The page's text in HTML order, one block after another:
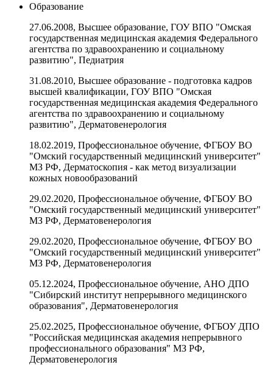
Образование
27.06.2008, Высшее образование, ГОУ ВПО "Омская
государственная медицинская академия Федерального
агентства по здравоохранению и социальному
развитию", Педиатрия
31.08.2010, Высшее образование - подготовка кадров
высшей квалификации, ГОУ ВПО "Омская
государственная медицинская академия Федерального
агентства по здравоохранению и социальному
развитию", Дерматовенерология
18.02.2019, Профессиональное обучение, ФГБОУ ВО
"Омский государственный медицинский университет"
МЗ РФ, Дерматоскопия - как метод визуализации
кожных новообразований
29.02.2020, Профессиональное обучение, ФГБОУ ВО
"Омский государственный медицинский университет"
МЗ РФ, Дерматовенерология
29.02.2020, Профессиональное обучение, ФГБОУ ВО
"Омский государственный медицинский университет"
МЗ РФ, Дерматовенерология
05.12.2024, Профессиональное обучение, АНО ДПО
"Сибирский институт непрерывного медицинского
образования", Дерматовенерология
25.02.2025, Профессиональное обучение, ФГБОУ ДПО
"Российская медицинская академия непрерывного
профессионального образования" МЗ РФ,
Дерматовенерология